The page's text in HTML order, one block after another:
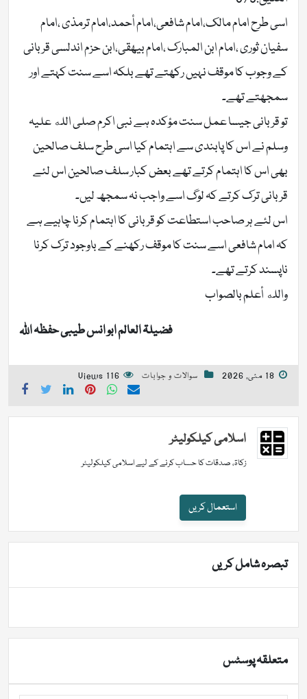
اسی طرح امام مالک،امام شافعی،امام أحمد،امام ترمذی ،امام
سفیان ثوری ،امام ابن المبارک ،امام بیھقی،ابن حزم اندلسی قربانی
کے وجوب کا موقف نہیں رکھتے تھے بلکہ اسے سنت کہتے اور
سمجھتے تھے۔
تو قربانی جیسا عمل سنت مؤکدہ ہے نبی اکرم صلی الله علیہ
وسلم نے اس کا پابندی سے اہتمام کیا اسی طرح سلف صالحین
بھی اس کا اہتمام کرتے تھے بعض کبار سلف صالحین اس لئے
قربانی ترک کرتے کہ لوگ اسے واجب نہ سمجھ لیں۔
اس لئے ہر صاحب استطاعت کو قربانی کا اہتمام کرنا چاہیے ہے
کہ امام شافعی اسے سنت کا موقف رکھنے کے باوجود ترک کرنا
ناپسند کرتے تھے۔
والله أعلم بالصواب
فضیلۃ العالم ابو انس طیبی حفظہ اللہ
18 مئی, 2026 سوالات و جوابات 116 Views
اسلامی کیلکولیٹر
زکاۃ، صدقات کا حساب کرنے کے لیے اسلامی کیلکولیٹر
استعمال کریں
تبصرہ شامل کریں
متعلقہ پوسٹس